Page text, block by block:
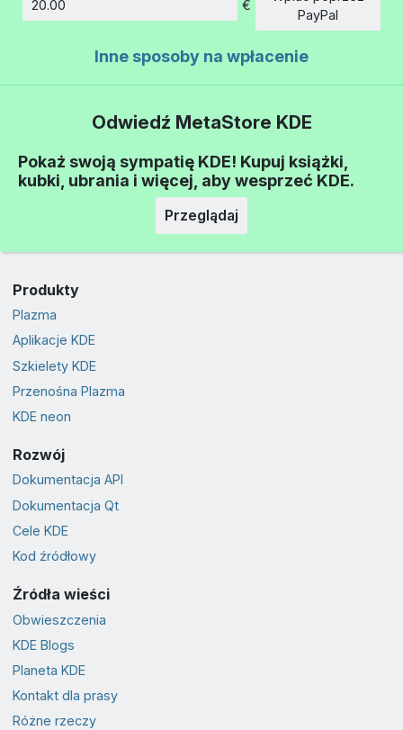
€
PayPal
Inne sposoby na wpłacenie
Odwiedź MetaStore KDE
Pokaż swoją sympatię KDE! Kupuj książki,
kubki, ubrania i więcej, aby wesprzeć KDE.
Przeglądaj
Produkty
Plazma
Aplikacje KDE
Szkielety KDE
Przenośna Plazma
KDE neon
Rozwój
Dokumentacja API
Dokumentacja Qt
Cele KDE
Kod źródłowy
Źródła wieści
Obwieszczenia
KDE Blogs
Planeta KDE
Kontakt dla prasy
Różne rzeczy